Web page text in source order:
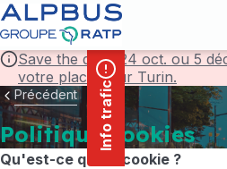
principal
Save the date! 24 oct. ou 5
votre place pour Turin.
Info trafic
Précédent
Politique cookies
Qu'est-ce qu'un cookie ?
Panneau de gestion des cookies